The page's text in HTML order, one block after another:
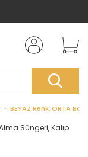
BEYAZ Renk, ORTA